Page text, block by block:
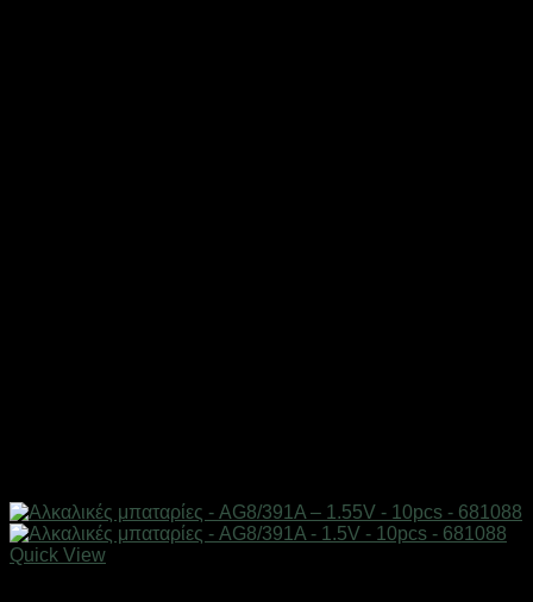
Quick View